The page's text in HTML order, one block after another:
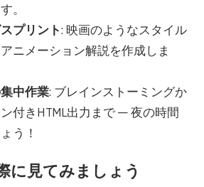
。
プリント: 映画のようなスタイル
ニメーション解説を作成しま
中作業: ブレインストーミングか
付きHTML出力まで — 夜の時間
う！
に見てみましょう